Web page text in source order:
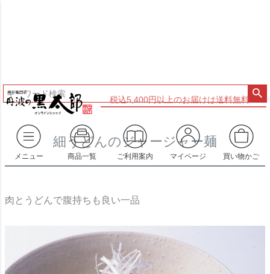
税込5,400円以上のお届けは送料無料
メニュー 商品一覧 ご利用案内 マイページ 買い物かご
細うどんのジャージャー麺
肉とうどんで腹持ちも良い一品